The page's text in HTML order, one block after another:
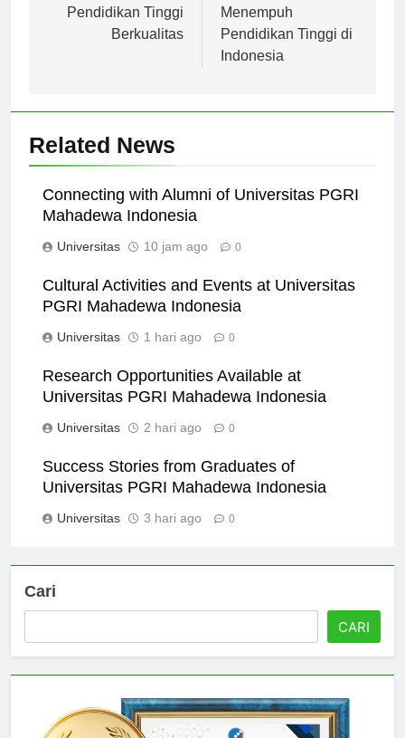
Pendidikan Tinggi
Berkualitas
Menempuh
Pendidikan Tinggi di
Indonesia
Related News
Connecting with Alumni of Universitas PGRI
Mahadewa Indonesia
Universitas 10 jam ago 0
Cultural Activities and Events at Universitas
PGRI Mahadewa Indonesia
Universitas 1 hari ago 0
Research Opportunities Available at
Universitas PGRI Mahadewa Indonesia
Universitas 2 hari ago 0
Success Stories from Graduates of
Universitas PGRI Mahadewa Indonesia
Universitas 3 hari ago 0
Cari
CARI